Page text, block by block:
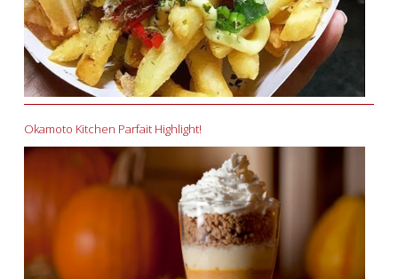
Okamoto Kitchen Parfait Highlight!